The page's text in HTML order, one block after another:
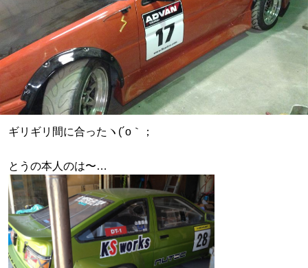
ギリギリ間に合ったヽ(´o｀；
とうの本人のは〜…